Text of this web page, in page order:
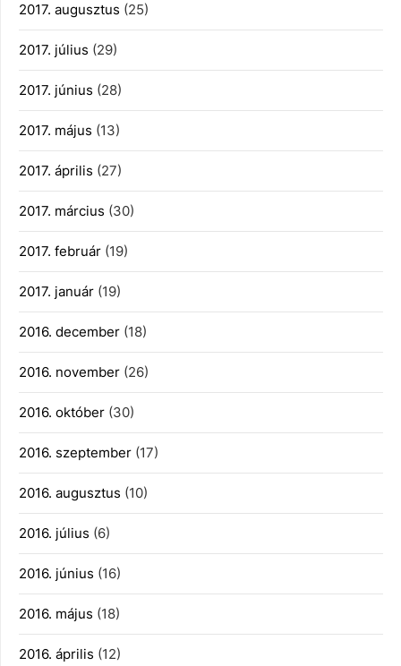
2017. augusztus (25)
2017. július (29)
2017. június (28)
2017. május (13)
2017. április (27)
2017. március (30)
2017. február (19)
2017. január (19)
2016. december (18)
2016. november (26)
2016. október (30)
2016. szeptember (17)
2016. augusztus (10)
2016. július (6)
2016. június (16)
2016. május (18)
2016. április (12)